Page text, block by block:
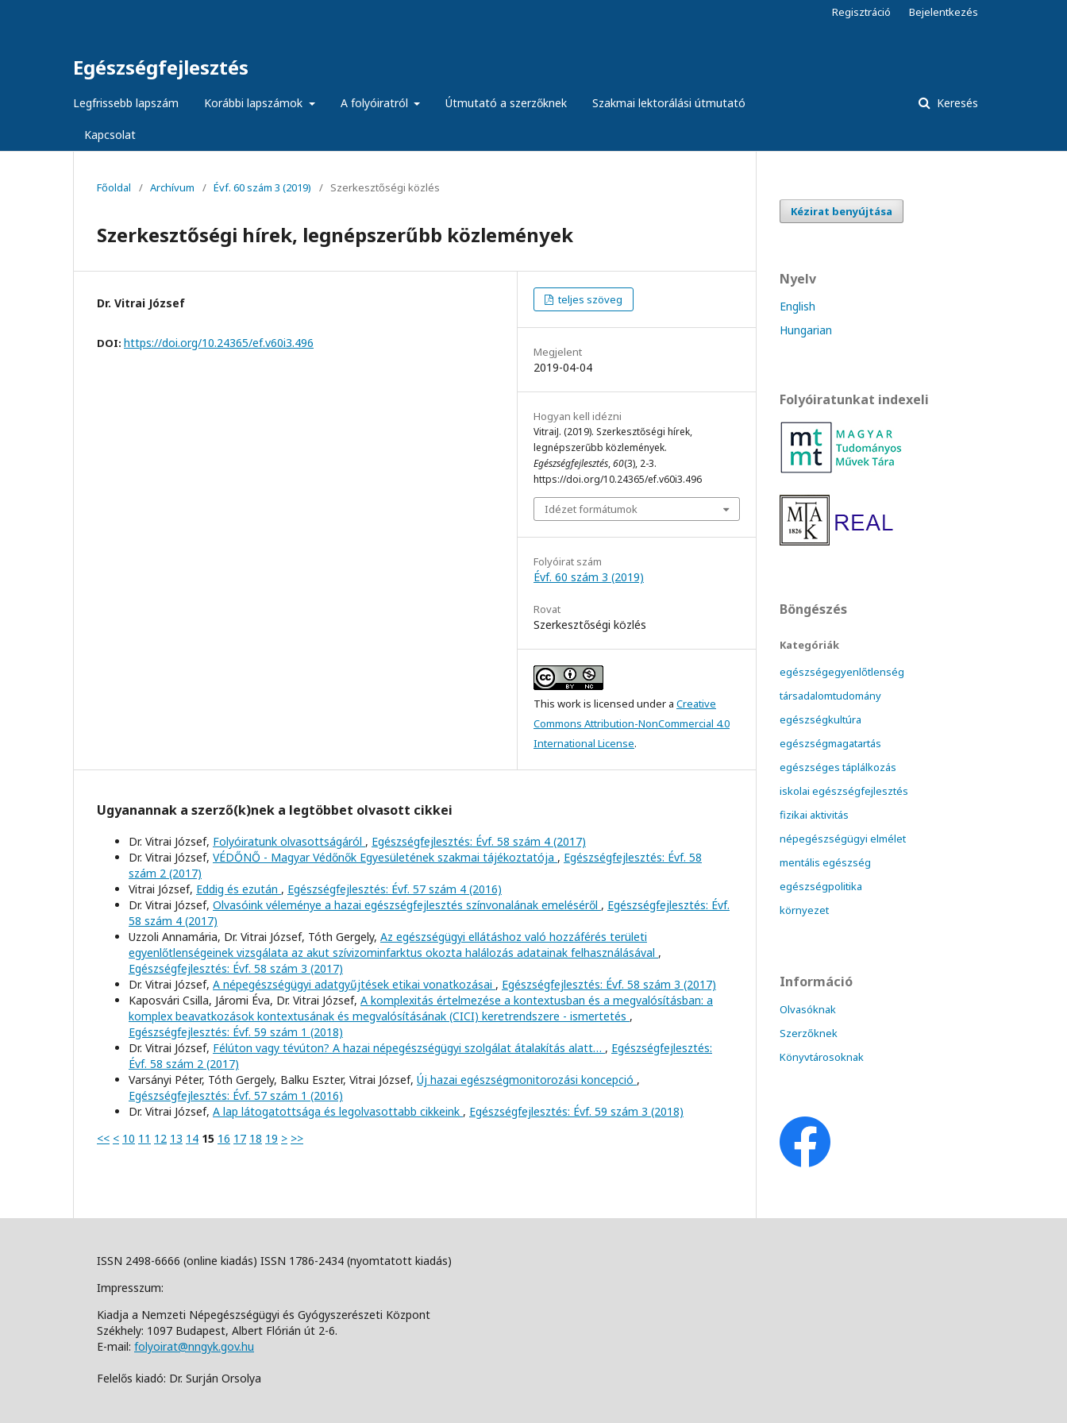
Egészségfejlesztés
Legfrissebb lapszám Korábbi lapszámok A folyóiratról Útmutató a szerzőknek Szakmai lektorálási útmutató
Kapcsolat
Keresés
Regisztráció Bejelentkezés
Főoldal / Archívum / Évf. 60 szám 3 (2019) / Szerkesztőségi közlés
Szerkesztőségi hírek, legnépszerűbb közlemények
Dr. Vitrai József
DOI: https://doi.org/10.24365/ef.v60i3.496
teljes szöveg
Megjelent
2019-04-04
Hogyan kell idézni
VitraiJ. (2019). Szerkesztőségi hírek,
legnépszerűbb közlemények.
Egészségfejlesztés,60(3), 2-3.
https://doi.org/10.24365/ef.v60i3.496
Idézet formátumok
Folyóirat szám
Évf. 60 szám 3 (2019)
Rovat
Szerkesztőségi közlés
This work is licensed under a Creative
Commons Attribution-NonCommercial 4.0
International License.
Ugyanannak a szerző(k)nek a legtöbbet olvasott cikkei
Dr. Vitrai József, Folyóiratunk olvasottságáról , Egészségfejlesztés: Évf. 58 szám 4 (2017)
Dr. Vitrai József, VÉDŐNŐ - Magyar Védőnők Egyesületének szakmai tájékoztatója , Egészségfejlesztés: Évf. 58
szám 2 (2017)
Vitrai József, Eddig és ezután , Egészségfejlesztés: Évf. 57 szám 4 (2016)
Dr. Vitrai József, Olvasóink véleménye a hazai egészségfejlesztés színvonalának emeléséről , Egészségfejlesztés: Évf.
58 szám 4 (2017)
Uzzoli Annamária, Dr. Vitrai József, Tóth Gergely, Az egészségügyi ellátáshoz való hozzáférés területi
egyenlőtlenségeinek vizsgálata az akut szívizominfarktus okozta halálozás adatainak felhasználásával ,
Egészségfejlesztés: Évf. 58 szám 3 (2017)
Dr. Vitrai József, A népegészségügyi adatgyűjtések etikai vonatkozásai , Egészségfejlesztés: Évf. 58 szám 3 (2017)
Kaposvári Csilla, Járomi Éva, Dr. Vitrai József, A komplexitás értelmezése a kontextusban és a megvalósításban: a
komplex beavatkozások kontextusának és megvalósításának (CICI) keretrendszere - ismertetés ,
Egészségfejlesztés: Évf. 59 szám 1 (2018)
Dr. Vitrai József, Félúton vagy tévúton? A hazai népegészségügyi szolgálat átalakítás alatt… , Egészségfejlesztés:
Évf. 58 szám 2 (2017)
Varsányi Péter, Tóth Gergely, Balku Eszter, Vitrai József, Új hazai egészségmonitorozási koncepció ,
Egészségfejlesztés: Évf. 57 szám 1 (2016)
Dr. Vitrai József, A lap látogatottsága és legolvasottabb cikkeink , Egészségfejlesztés: Évf. 59 szám 3 (2018)
<< < 10 11 12 13 14 15 16 17 18 19 > >>
Kézirat benyújtása
Nyelv
English
Hungarian
Folyóiratunkat indexeli
Böngészés
Kategóriák
egészségegyenlőtlenség
társadalomtudomány
egészségkultúra
egészségmagatartás
egészséges táplálkozás
iskolai egészségfejlesztés
fizikai aktivitás
népegészségügyi elmélet
mentális egészség
egészségpolitika
környezet
Információ
Olvasóknak
Szerzőknek
Könyvtárosoknak
ISSN 2498-6666 (online kiadás) ISSN 1786-2434 (nyomtatott kiadás)
Impresszum:
Kiadja a Nemzeti Népegészségügyi és Gyógyszerészeti Központ
Székhely: 1097 Budapest, Albert Flórián út 2-6.
E-mail: folyoirat@nngyk.gov.hu
Felelős kiadó: Dr. Surján Orsolya